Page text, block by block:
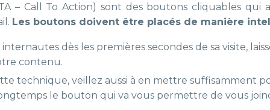
– Call To Action) sont des boutons cliquables qui
Les boutons doivent être placés de manière
internautes dès les premières secondes de sa visite,
contenu.
technique, veillez aussi à en mettre suffisamment
le bouton qui va vous permettre de vous